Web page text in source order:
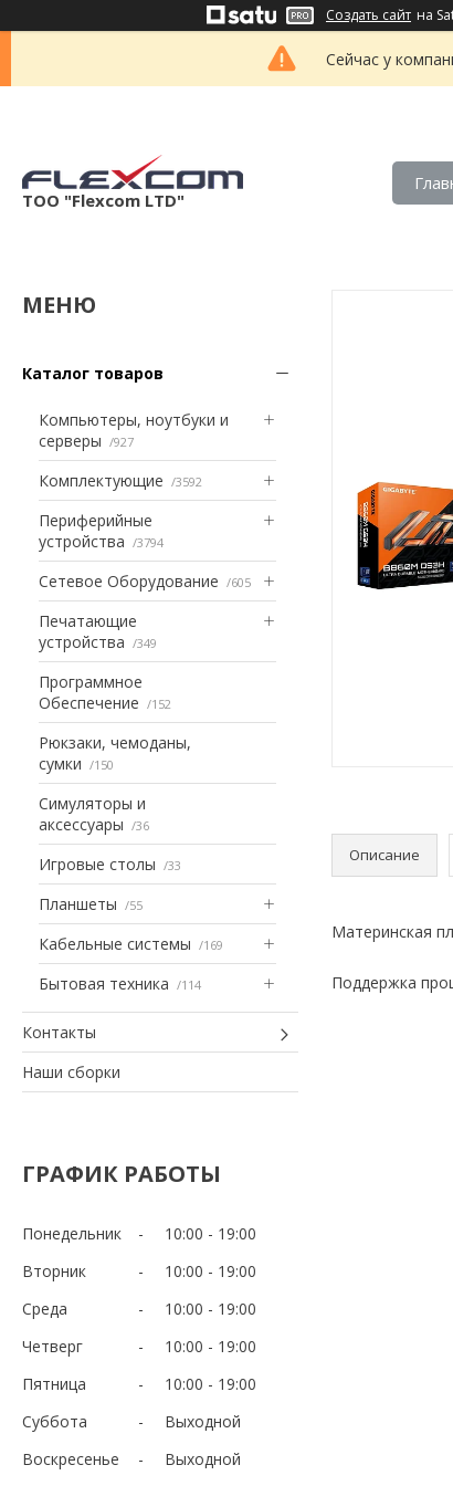
Создать сайт на
Сейчас у
ТОО "Flexcom LTD"
Каталог товаров
Компьютеры, ноутбуки и
серверы
927
Комплектующие 3592
Периферийные
устройства
3794
Сетевое Оборудование 605
Печатающие
устройства
349
Программное
Обеспечение
152
Рюкзаки, чемоданы,
сумки
150
Симуляторы и
аксессуары
36
Игровые столы 33
Планшеты 55
Кабельные системы 169
Бытовая техника 114
Контакты
Наши сборки
ГРАФИК РАБОТЫ
Понедельник 10:00
19:00
Вторник
10:00
19:00
Среда
10:00
19:00
Четверг
10:00
19:00
Пятница
10:00
19:00
Суббота
Выходной
Воскресенье
Выходной
Описание
Материнская
Поддержка